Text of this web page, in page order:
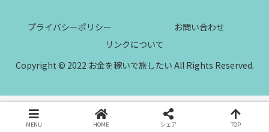
プライバシーポリシー
お問い合わせ
リンクについて
Copyright © 2022 お金を稼いで旅したい All Rights Reserved.
MENU HOME シェア TOP